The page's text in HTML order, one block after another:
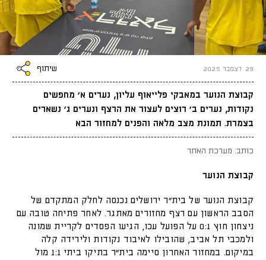
29 דצמבר 2025 שיתוף
קבוצת הנוער במאבקי פלייאוף עליון, נערים א׳ מחפשים
נקודות, נערים ב׳ רוצים לעצור את הרצף ונערים ג׳ נשארים
בצמרת. תמונת מצב מלאה והפנים למחזור הבא
כותב: מערכת האתר
קבוצת הנוער
קבוצת הנוער של בית״ר ירושלים נכנסה לחלק המתקדם של
הסבב הראשון עם רצף מחזורים מאתגר. לאחר פתיחה טובה עם
ניצחון חוץ 0:1 על הפועל עכו, הגיעו הפסדים לקריית שמונה
ולמכבי תל אביב, שהובילו לאיבוד נקודות ולירידה קלה
במיקום. במחזור האחרון סיימה בית״ר בתיקו ביתי 1:1 מול